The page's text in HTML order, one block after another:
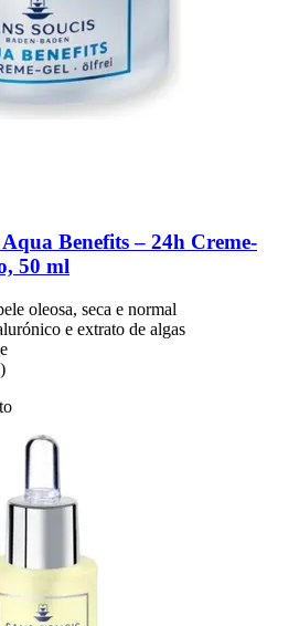
Aqua Benefits – 24h Creme-​
50 ml
oleosa, seca e normal
e extrato de algas